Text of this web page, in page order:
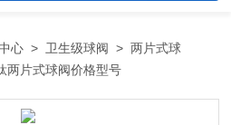
心 > 卫生级球阀 >两片式球
两片式球阀价格型号